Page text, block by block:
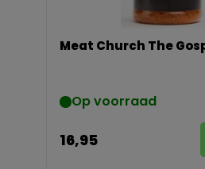
Meat Church The
Op voorraad
16,95